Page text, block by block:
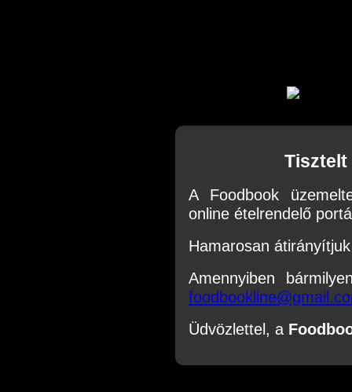
Tisztelt
A Foodbook
online ételrendelő
Hamarosan
Amennyiben
Üdvözlettel, a